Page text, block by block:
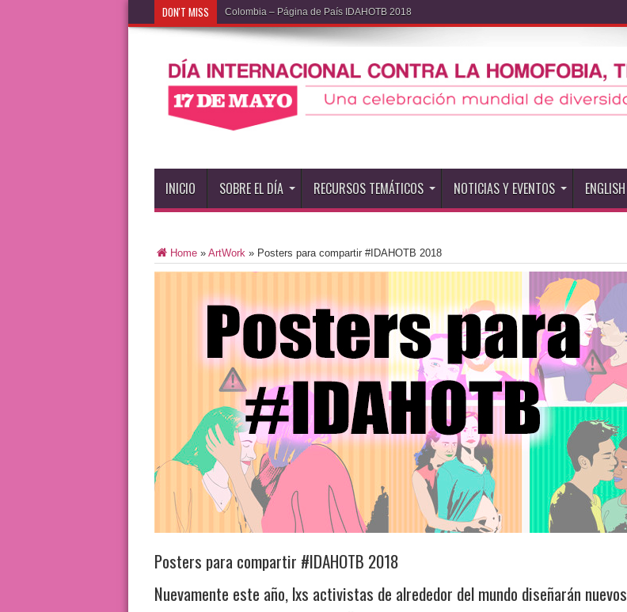
DON'T MISS Colombia – Página de País IDAHOTB 2018
INICIO SOBRE EL DÍA RECURSOS TEMÁTICOS NOTICIAS Y EVENTOS ENGLISH
Home» ArtWork» Posters para compartir #IDAHOTB 2018
Posters para compartir #IDAHOTB 2018
Nuevamente este año, lxs activistas de alrededor del mundo diseñarán nuevos